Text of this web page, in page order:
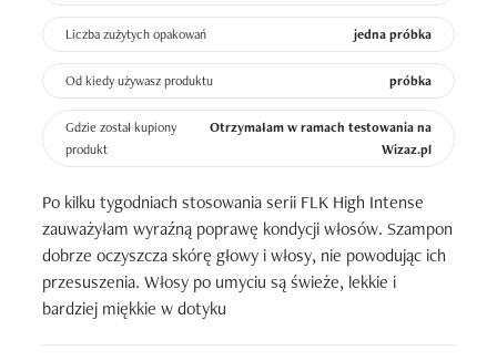
Liczba zużytych opakowań jedna próbka
Od kiedy używasz produktu próbka
Gdzie został kupiony
produkt
Otrzymałam w ramach testowania na
Wizaz.pl
Po kilku tygodniach stosowania serii FLK High Intense
zauważyłam wyraźną poprawę kondycji włosów. Szampon
dobrze oczyszcza skórę głowy i włosy, nie powodując ich
przesuszenia. Włosy po umyciu są świeże, lekkie i
bardziej miękkie w dotyku